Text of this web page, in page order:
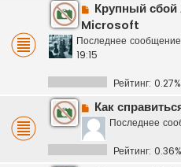
Крупный сбой
Microsoft
Последнее сообщение
19:15
Рейтинг: 0.27%
Как
Последнее
Рейтинг: 0.36%